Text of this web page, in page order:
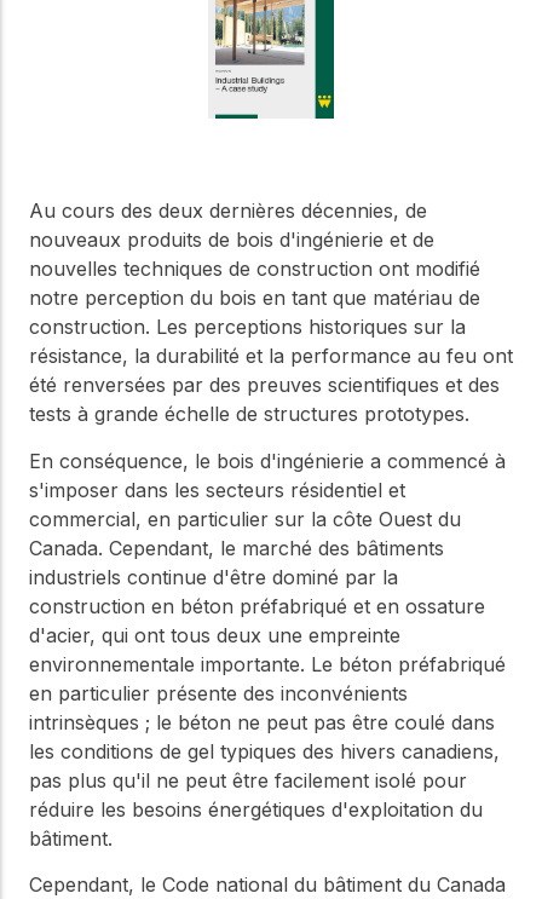
construction en bois.
Outils de
structures en bois
efficaces et durables
en toute confiance et
sécurité.
Apprentissage
en ligne
Développez votre
expertise grâce à des
ateliers et des
formations sur la
construction en bois,
les normes et les
meilleures pratiques.
Réseau
d'innovation
dans le domaine
du bois
Connectez-vous avec
des professionnels et
explorez des idées de
pointe qui stimulent
la durabilité.
Faites connaissance
avec les dirigeants qui
fournissent la direction
stratégique et la
Carrières
Explorez les offres
d'emploi actuelles et les
opportunités de
développement de
carrière au sein de notre
équipe multidisciplinaire.
Boiseries
Explorez le programme
WoodWorks et
connectez-vous pour
obtenir du support
technique, des conseils
d'experts et accéder à
des ressources pratiques
Au cours des deux dernières décennies, de
nouveaux produits de bois d'ingénierie et de
nouvelles techniques de construction ont modifié
notre perception du bois en tant que matériau de
construction. Les perceptions historiques sur la
résistance, la durabilité et la performance au feu ont
été renversées par des preuves scientifiques et des
tests à grande échelle de structures prototypes.
En conséquence, le bois d'ingénierie a commencé à
s'imposer dans les secteurs résidentiel et
commercial, en particulier sur la côte Ouest du
Canada. Cependant, le marché des bâtiments
industriels continue d'être dominé par la
construction en béton préfabriqué et en ossature
d'acier, qui ont tous deux une empreinte
environnementale importante. Le béton préfabriqué
en particulier présente des inconvénients
intrinsèques ; le béton ne peut pas être coulé dans
les conditions de gel typiques des hivers canadiens,
pas plus qu'il ne peut être facilement isolé pour
réduire les besoins énergétiques d'exploitation du
bâtiment.
Cependant, le Code national du bâtiment du Canada